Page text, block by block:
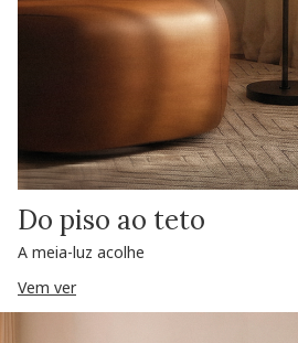
Do piso ao teto
A meia-luz acolhe
Vem ver